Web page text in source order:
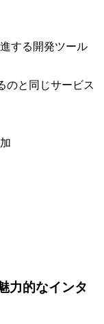
する開発ツール
のと同じサービス
力的なインタ